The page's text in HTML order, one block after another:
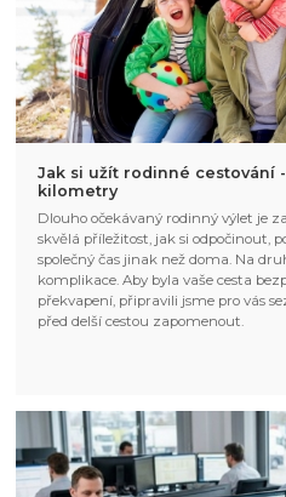
Jak si užít rodinné cestování
kilometry
Dlouho očekávaný rodinný výlet je
skvělá příležitost, jak si odpočinout,
společný čas jinak než doma. Na
komplikace. Aby byla vaše cesta
překvapení, připravili jsme pro vás
před delší cestou zapomenout.